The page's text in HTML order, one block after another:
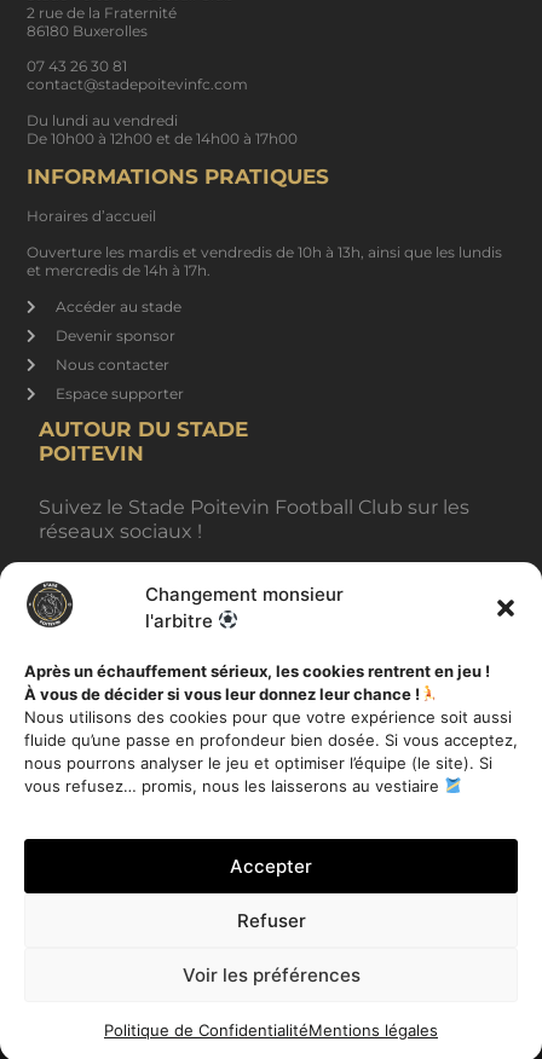
Changement monsieur
l'arbitre
Après un échauffement sérieux, les cookies rentrent en jeu !
À vous de décider si vous leur donnez leur chance !
Nous utilisons des cookies pour que votre expérience soit aussi
fluide qu’une passe en profondeur bien dosée. Si vous acceptez,
nous pourrons analyser le jeu et optimiser l’équipe (le site). Si
vous refusez… promis, nous les laisserons au vestiaire
Accepter
Refuser
Voir les préférences
Politique de ConfidentialitéMentions légales
2 rue de la Fraternité
86180 Buxerolles
07 43 26 30 81
contact@stadepoitevinfc.com
Du lundi au vendredi
De 10h00 à 12h00 et de 14h00 à 17h00
INFORMATIONS PRATIQUES
Horaires d’accueil
Ouverture les mardis et vendredis de 10h à 13h, ainsi que les lundis
et mercredis de 14h à 17h.
Accéder au stade
Devenir sponsor
Nous contacter
Espace supporter
AUTOUR DU STADE
POITEVIN
Suivez le Stade Poitevin Football Club sur les
réseaux sociaux !
BILLETTERIE
AUTRES INFORMATIONS
Toutes les actualités
Mentions légales
Je m'inscris
Site réalisé parMiloctav